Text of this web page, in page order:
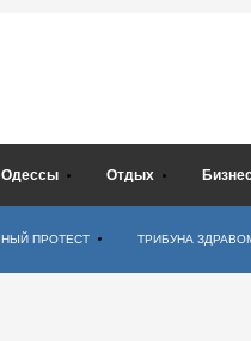
Отдых
ПРОТЕСТ ТРИБУНА